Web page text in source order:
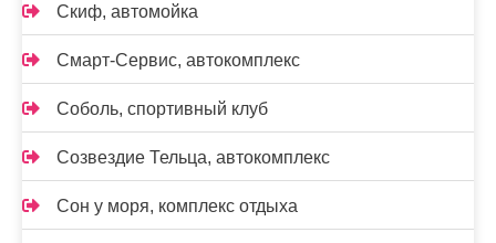
Скиф, автомойка
Смарт-Сервис, автокомплекс
Соболь, спортивный клуб
Созвездие Тельца, автокомплекс
Сон у моря, комплекс отдыха